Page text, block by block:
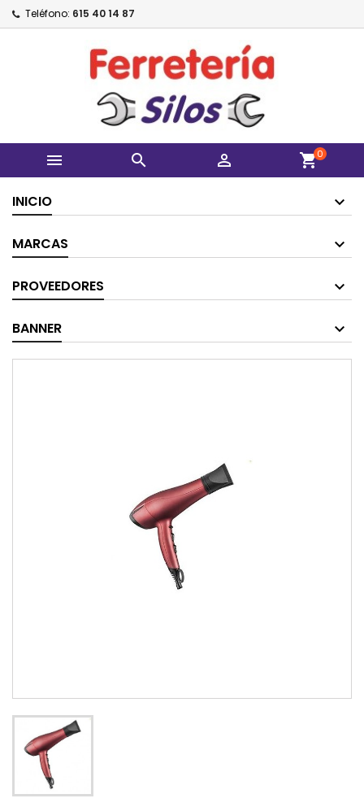
Teléfono: 615 40 14 87
   shopping_cart0
INICIO
MARCAS
PROVEEDORES
BANNER